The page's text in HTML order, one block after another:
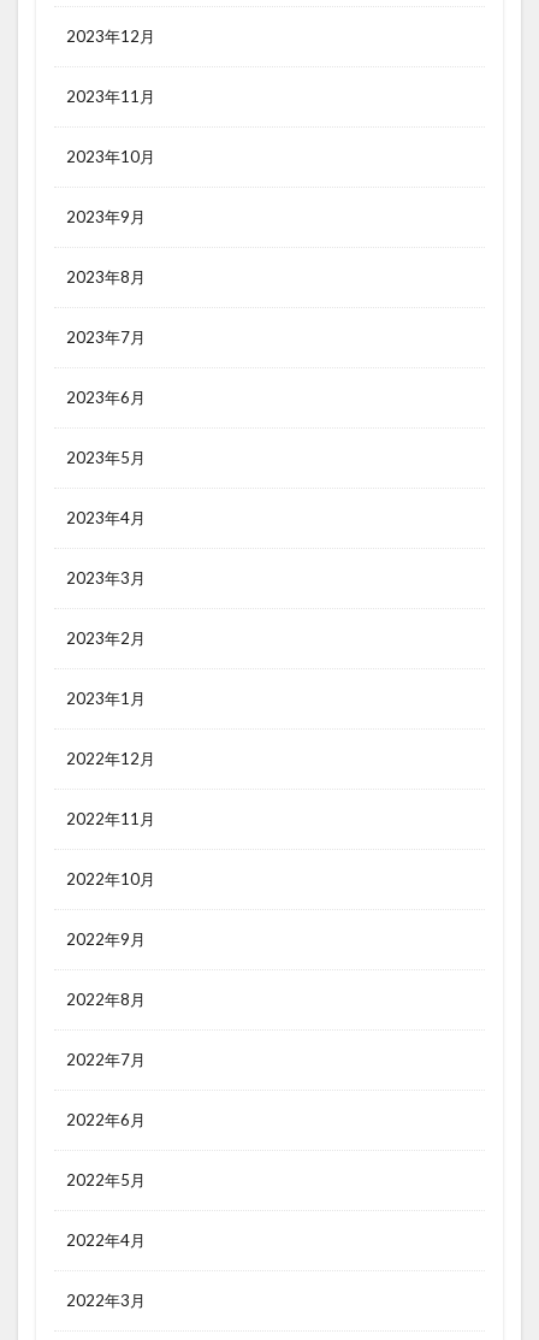
2023年12月
2023年11月
2023年10月
2023年9月
2023年8月
2023年7月
2023年6月
2023年5月
2023年4月
2023年3月
2023年2月
2023年1月
2022年12月
2022年11月
2022年10月
2022年9月
2022年8月
2022年7月
2022年6月
2022年5月
2022年4月
2022年3月